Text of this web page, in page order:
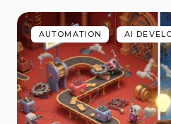
AUTOMATION AI